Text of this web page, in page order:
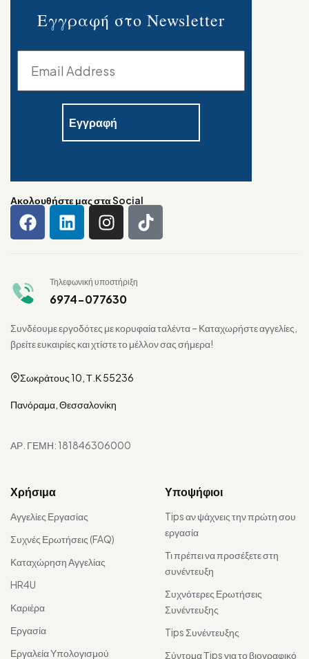
Εγγραφή στο Newsletter
Ακολουθήστε μας στα Social
Τηλεφωνική υποστήριξη
6974-077630
Συνδέουμε εργοδότες με κορυφαία ταλέντα – Καταχωρήστε αγγελίες,
βρείτε ευκαιρίες και χτίστε το μέλλον σας σήμερα!
Σωκράτους 10, Τ.Κ 55236
Πανόραμα, Θεσσαλονίκη
ΑΡ. ΓΕΜΗ: 181846306000
Χρήσιμα
Αγγελίες Εργασίας
Συχνές Ερωτήσεις (FAQ)
Καταχώρηση Αγγελίας
HR4U
Καριέρα
Εργασία
Εργαλεία Υπολογισμού
Υποψήφιοι
Tips αν ψάχνεις την πρώτη σου
εργασία
Τι πρέπει να προσέξετε στη
συνέντευξη
Συχνότερες Ερωτήσεις
Συνέντευξης
Tips Συνέντευξης
Σύντομα Τips για το βιογραφικό